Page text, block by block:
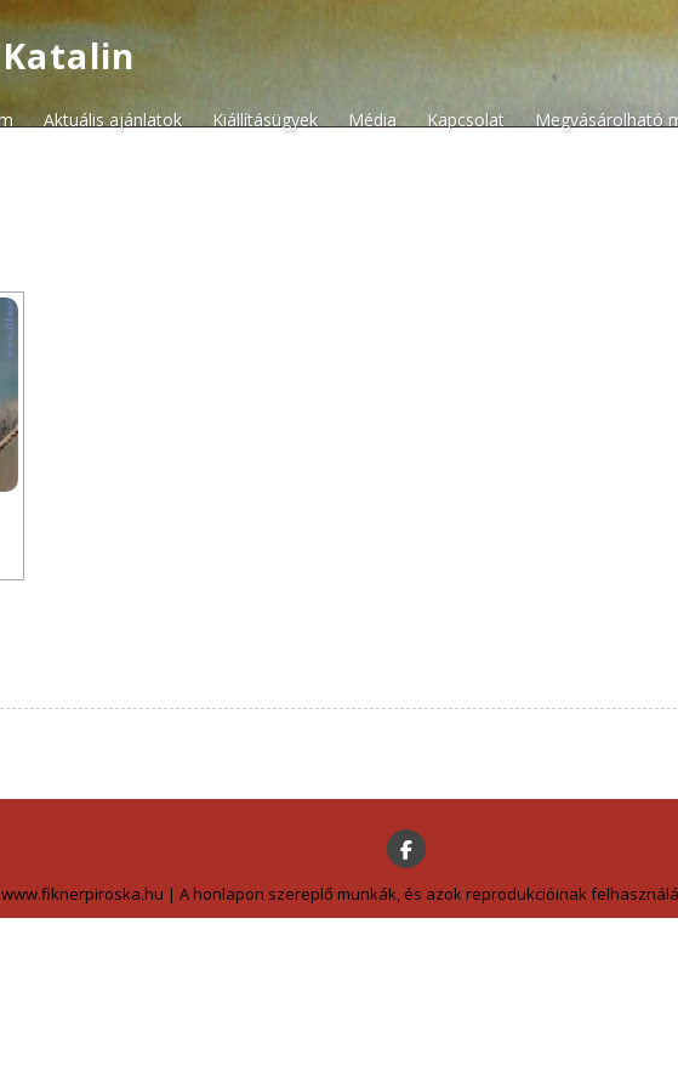
Aktuális ajánlatok Kiállításügyek Média Kapcsolat Megvásárolható
| A honlapon szereplő munkák, és azok reprodukcióinak